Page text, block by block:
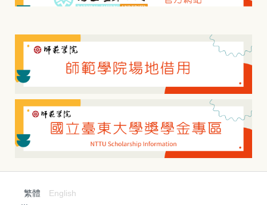
繁體
English